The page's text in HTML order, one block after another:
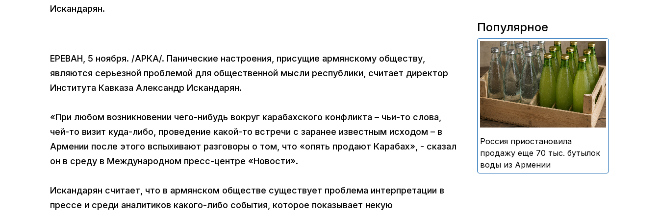
Искандарян.
ЕРЕВАН, 5 ноября. /АРКА/. Панические настроения, присущие армянскому обществу,
являются серьезной проблемой для общественной мысли республики, считает директор
Института Кавказа Александр Искандарян.
«При любом возникновении чего-нибудь вокруг карабахского конфликта – чьи-то слова,
чей-то визит куда-либо, проведение какой-то встречи с заранее известным исходом – в
Армении после этого вспыхивают разговоры о том, что «опять продают Карабах», - сказал
он в среду в Международном пресс-центре «Новости».
Искандарян считает, что в армянском обществе существует проблема интерпретации в
прессе и среди аналитиков какого-либо события, которое показывает некую
Популярное
В России приостановили
продажу более 70 тыс.
бутылок питьевой воды и
безалкогольных напитков
армянского производства
Россия приостановила
продажу еще 70 тыс. бутылок
воды из Армении